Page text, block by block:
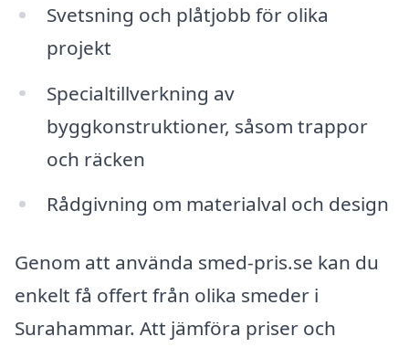
Svetsning och plåtjobb för olika
projekt
Specialtillverkning av
byggkonstruktioner, såsom trappor
och räcken
Rådgivning om materialval och design
Genom att använda smed-pris.se kan du
enkelt få offert från olika smeder i
Surahammar. Att jämföra priser och